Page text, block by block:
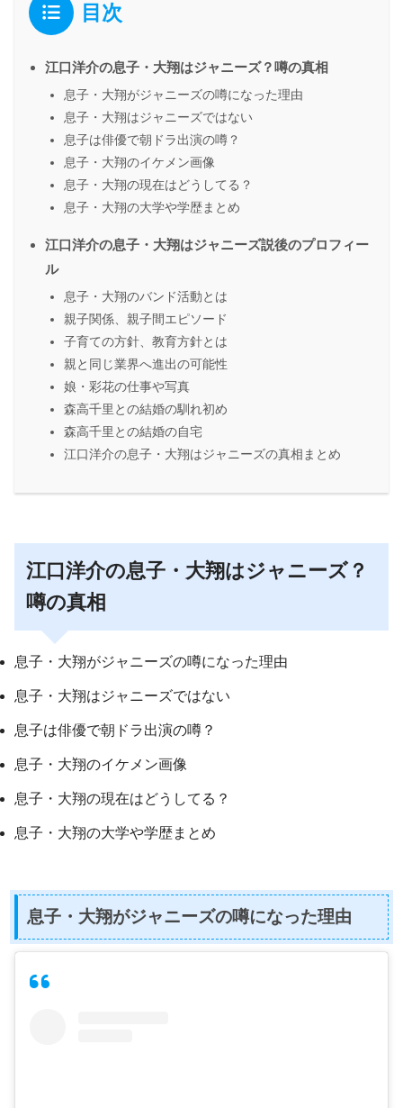
目次
江口洋介の息子・大翔はジャニーズ？噂の真相
息子・大翔がジャニーズの噂になった理由
息子・大翔はジャニーズではない
息子は俳優で朝ドラ出演の噂？
息子・大翔のイケメン画像
息子・大翔の現在はどうしてる？
息子・大翔の大学や学歴まとめ
江口洋介の息子・大翔はジャニーズ説後のプロフィー
ル
息子・大翔のバンド活動とは
親子関係、親子間エピソード
子育ての方針、教育方針とは
親と同じ業界へ進出の可能性
娘・彩花の仕事や写真
森高千里との結婚の馴れ初め
森高千里との結婚の自宅
江口洋介の息子・大翔はジャニーズの真相まとめ
江口洋介の息子・大翔はジャニーズ？
噂の真相
息子・大翔がジャニーズの噂になった理由
息子・大翔はジャニーズではない
息子は俳優で朝ドラ出演の噂？
息子・大翔のイケメン画像
息子・大翔の現在はどうしてる？
息子・大翔の大学や学歴まとめ
息子・大翔がジャニーズの噂になった理由